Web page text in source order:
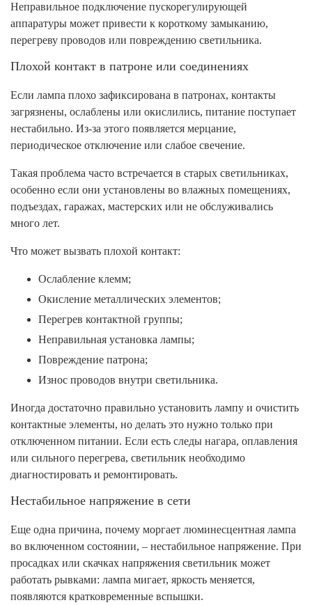
Неправильное подключение пускорегулирующей
аппаратуры может привести к короткому замыканию,
перегреву проводов или повреждению светильника.
Плохой контакт в патроне или соединениях
Если лампа плохо зафиксирована в патронах, контакты
загрязнены, ослаблены или окислились, питание поступает
нестабильно. Из-за этого появляется мерцание,
периодическое отключение или слабое свечение.
Такая проблема часто встречается в старых светильниках,
особенно если они установлены во влажных помещениях,
подъездах, гаражах, мастерских или не обслуживались
много лет.
Что может вызвать плохой контакт:
Ослабление клемм;
Окисление металлических элементов;
Перегрев контактной группы;
Неправильная установка лампы;
Повреждение патрона;
Износ проводов внутри светильника.
Иногда достаточно правильно установить лампу и очистить
контактные элементы, но делать это нужно только при
отключенном питании. Если есть следы нагара, оплавления
или сильного перегрева, светильник необходимо
диагностировать и ремонтировать.
Нестабильное напряжение в сети
Еще одна причина, почему моргает люминесцентная лампа
во включенном состоянии, – нестабильное напряжение. При
просадках или скачках напряжения светильник может
работать рывками: лампа мигает, яркость меняется,
появляются кратковременные вспышки.